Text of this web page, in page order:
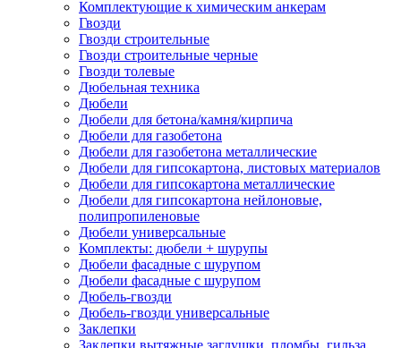
Комплектующие к химическим анкерам
Гвозди
Гвозди строительные
Гвозди строительные черные
Гвозди толевые
Дюбельная техника
Дюбели
Дюбели для бетона/камня/кирпича
Дюбели для газобетона
Дюбели для газобетона металлические
Дюбели для гипсокартона, листовых материалов
Дюбели для гипсокартона металлические
Дюбели для гипсокартона нейлоновые,
полипропиленовые
Дюбели универсальные
Комплекты: дюбели + шурупы
Дюбели фасадные с шурупом
Дюбели фасадные с шурупом
Дюбель-гвозди
Дюбель-гвозди универсальные
Заклепки
Заклепки вытяжные,заглушки, пломбы, гильза,